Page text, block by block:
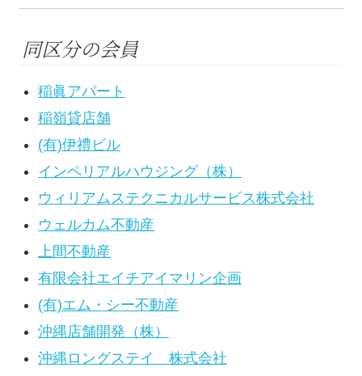
同区分の会員
稲眞アパート
稲嶺貸店舗
(有)伊禮ビル
インペリアルハウジング（株）
ウィリアムステクニカルサービス株式会社
ウェルカム不動産
上間不動産
有限会社エイチアイマリン企画
(有)エム・シー不動産
沖縄店舗開発（株）
沖縄ロングステイ 株式会社